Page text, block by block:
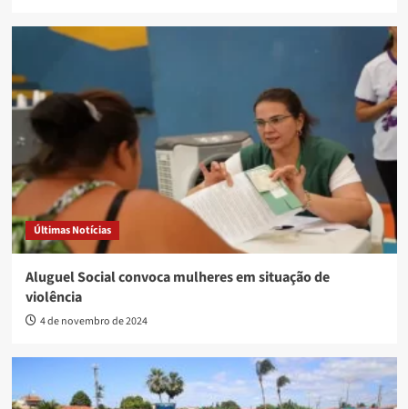
Últimas Notícias
Aluguel Social convoca mulheres em situação de
violência
4 de novembro de 2024